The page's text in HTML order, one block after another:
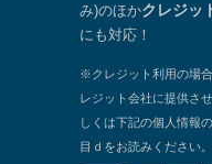
み)のほかクレジッ
にも対応！
※クレジット利用の場
レジット会社に提供さ
しくは下記の個人情報
目ｄをお読みください。